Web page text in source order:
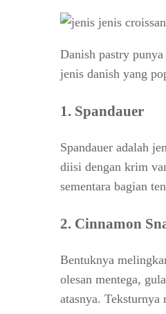
Danish pastry
jenis danish yang
1. Spandauer
Spandauer adalah
diisi dengan krim
sementara bagian
2. Cinnamon
Bentuknya
olesan mentega,
atasnya.